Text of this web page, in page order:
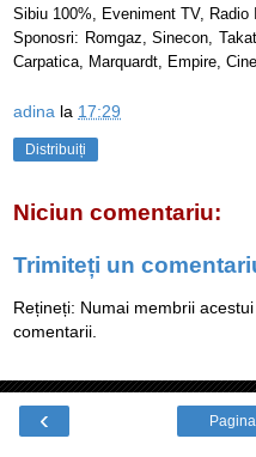
Sibiu 100%, Eveniment TV, Radio
Sponosri: Romgaz, Sinecon,
Carpatica, Marquardt, Empire,
adina la 17:29
Distribuiți
Niciun comentariu:
Trimiteți un
Rețineți: Numai membrii
comentarii.
‹